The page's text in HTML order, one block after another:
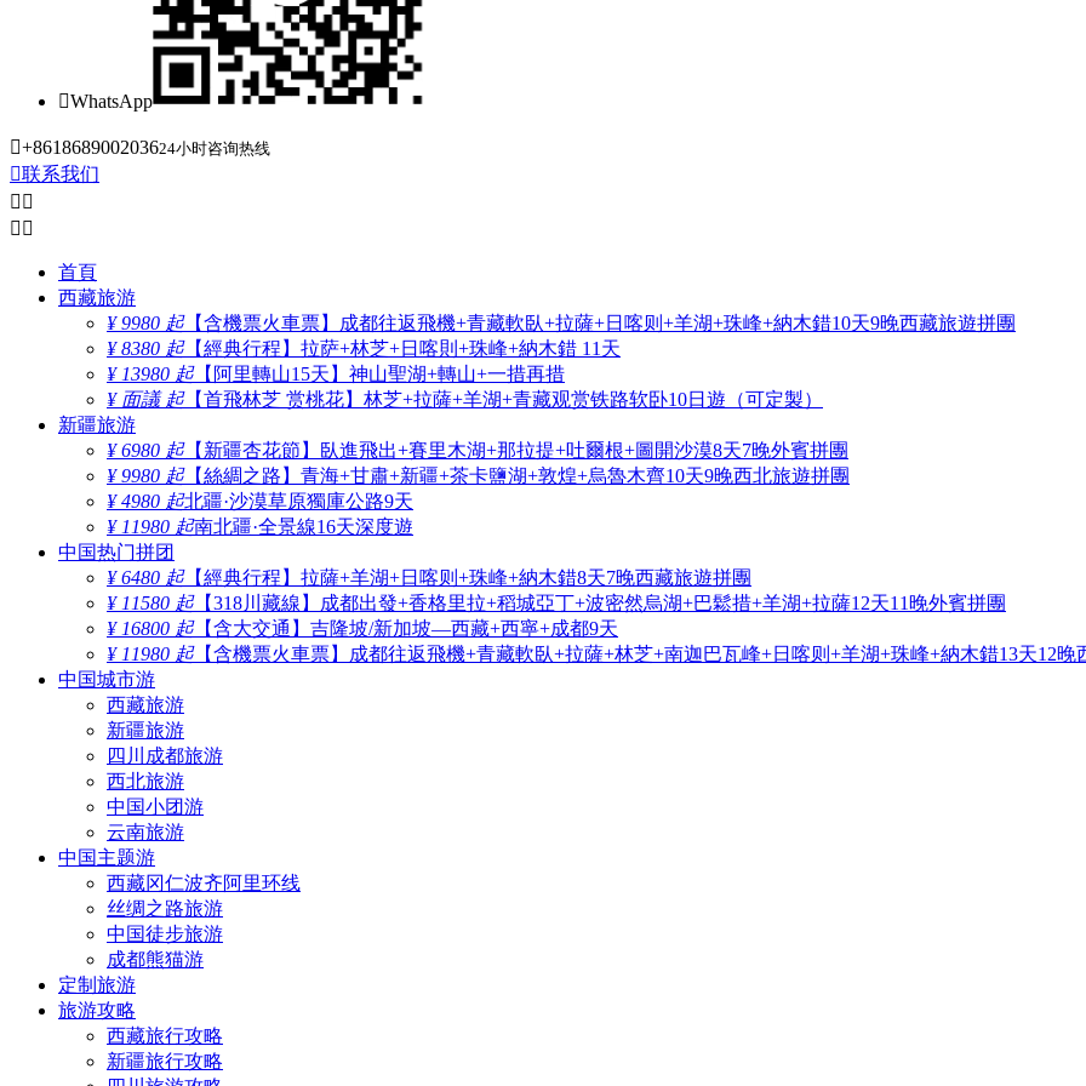
WhatsApp
+861868900203624小时咨询热线
联系我们
 
 
首頁
西藏旅游
¥ 9980 起【含機票火車票】成都往返飛機+青藏軟臥+拉薩+日喀则+羊湖+珠峰+納木錯10天9晚西藏旅遊拼團
¥ 8380 起【經典行程】拉萨+林芝+日喀則+珠峰+納木錯 11天
¥ 13980 起【阿里轉山15天】神山聖湖+轉山+一措再措
¥ 面議 起【首飛林芝 赏桃花】林芝+拉薩+羊湖+青藏观赏铁路软卧10日遊（可定製）
新疆旅游
¥ 6980 起【新疆杏花節】臥進飛出+賽里木湖+那拉提+吐爾根+圖開沙漠8天7晚外賓拼團
¥ 9980 起【絲綢之路】青海+甘肅+新疆+茶卡鹽湖+敦煌+烏魯木齊10天9晚西北旅遊拼團
¥ 4980 起北疆·沙漠草原獨庫公路9天
¥ 11980 起南北疆·全景線16天深度遊
中国热门拼团
¥ 6480 起【經典行程】拉薩+羊湖+日喀则+珠峰+納木錯8天7晚西藏旅遊拼團
¥ 11580 起【318川藏線】成都出發+香格里拉+稻城亞丁+波密然烏湖+巴鬆措+羊湖+拉薩12天11晚外賓拼團
¥ 16800 起【含大交通】吉隆坡/新加坡—西藏+西寧+成都9天
¥ 11980 起【含機票火車票】成都往返飛機+青藏軟臥+拉薩+林芝+南迦巴瓦峰+日喀则+羊湖+珠峰+納木錯13天12晚
中国城市游
西藏旅游
新疆旅游
四川成都旅游
西北旅游
中国小团游
云南旅游
中国主题游
西藏冈仁波齐阿里环线
丝绸之路旅游
中国徒步旅游
成都熊猫游
定制旅游
旅游攻略
西藏旅行攻略
新疆旅行攻略